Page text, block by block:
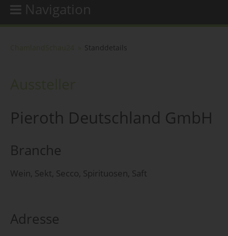
Navigation
Standdetails
Pieroth Deutschland GmbH
Branche
Wein, Sekt, Secco, Spirituosen, Saft
Adresse